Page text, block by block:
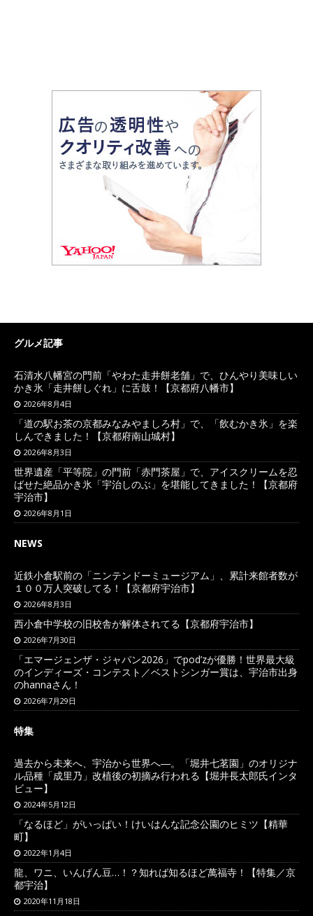
グルメ記事
石清水八幡宮の門前「やわた走井餅老舗」で、ひんやり美味しい
かき氷「走井餅しぐれ」に舌鼓！【京都府八幡市】
2026年8月4日
「道の駅お茶の京都みなみやましろ村」で、「飲むかき氷」を楽
しんできました！【京都府南山城村】
2026年8月3日
世界遺産「平等院」の門前「赤門茶屋」で、アイスクリームを忍
ばせた絶品かき氷「宇治しのぶ」を堪能してきました！【京都府
宇治市】
2026年8月1日
NEWS
近鉄小倉駅前の「ニンテンドーミュージアム」、累計来館者数が
１００万人突破してる！【京都府宇治市】
2026年8月3日
西小倉中学校の旧校舎が解体されてる【京都府宇治市】
2026年7月30日
「エマージェンザ・ジャパン2026」でpod’zが優勝！世界最大級
のインディーズ・コンテスト／ベストシンガー賞は、宇治市出身
のhannaさん！
2026年7月29日
特集
過去から未来へ、宇治から世界へ―。「堀井七茗園」のオリジナ
ル品種「成里乃」改植後の初摘み行われる【堀井長太郎氏インタ
ビュー】
2024年5月12日
「なるほど」がいっぱい！けいはんな記念公園のヒミツ【精華
町】
2022年1月4日
龍、ワニ、いんげん豆…！？知れば知るほど萬福寺！【特集／京
都宇治】
2020年11月18日